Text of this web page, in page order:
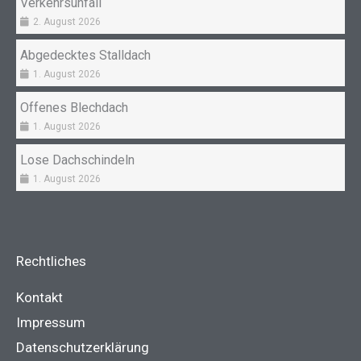
Verkehrsunfall
2. August 2026
Abgedecktes Stalldach
1. August 2026
Offenes Blechdach
1. August 2026
Lose Dachschindeln
1. August 2026
Rechtliches
Kontakt
Impressum
Datenschutzerklärung